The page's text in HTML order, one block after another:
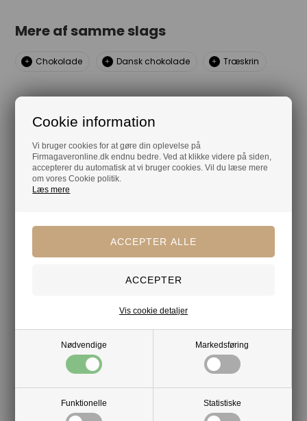
Cookie information
Vi bruger cookies for at gøre din oplevelse på
Firmagaveronline.dk endnu bedre. Ved at klikke videre på siden,
accepterer du automatisk at vi bruger cookies. Vil du læse mere
om vores Cookie politik.
Læs mere
Nødvendige Markedsføring
Funktionelle Statistiske
Vis cookie detaljer
Mere af samme slags
Chokolade Dansk chokolade Træskrin
Gratis kort med hilsen og firmalogo
Hurtig levering